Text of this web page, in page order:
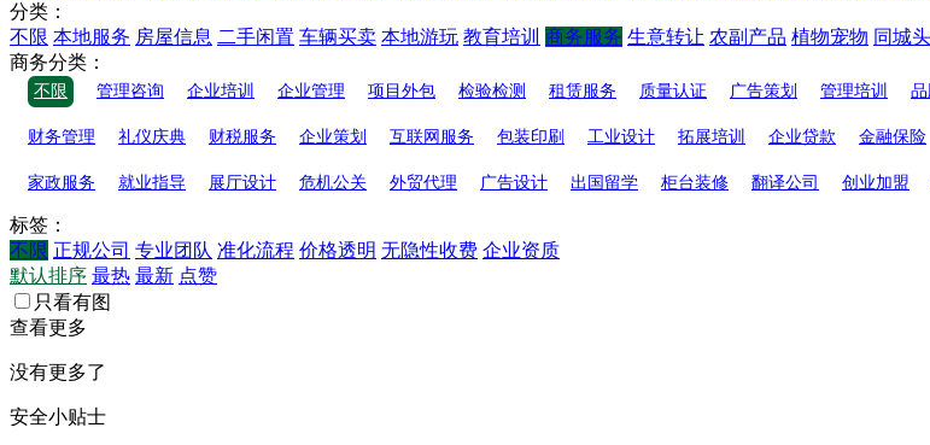
分类：
不限 本地服务 房屋信息 二手闲置 车辆买卖 本地游玩 教育培训 商务服务 生意转让 农副产品 植物宠物 同城
商务分类：
不限 管理咨询 企业培训 企业管理 项目外包 检验检测 租赁服务 质量认证 广告策划 管理培训 品
财务管理 礼仪庆典 财税服务 企业策划 互联网服务 包装印刷 工业设计 拓展培训 企业贷款 金融保险
家政服务 就业指导 展厅设计 危机公关 外贸代理 广告设计 出国留学 柜台装修 翻译公司 创业加盟
标签：
不限 正规公司 专业团队 准化流程 价格透明 无隐性收费 企业资质
默认排序 最热 最新 点赞
只看有图
查看更多
没有更多了
安全小贴士